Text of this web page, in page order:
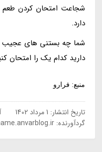
شجاعت امتحان کردن طعم
دارد.
شما چه بستنی های
دارید کدام یک را امتحان
منبع: فرارو
تاریخ انتشار: 1 مرداد 1402
گردآورنده: